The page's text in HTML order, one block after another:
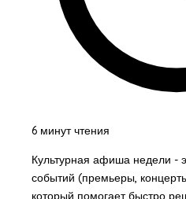
6 минут чтения
Культурная афиша недели -
событий (премьеры,
который помогает быстро